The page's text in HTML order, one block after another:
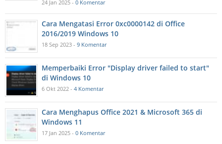
24 Jan 2025 - 0 Komentar
Cara Mengatasi Error 0xc0000142 di Office
2016/2019 Windows 10
18 Sep 2023 - 9 Komentar
Memperbaiki Error "Display driver failed to start"
di Windows 10
6 Okt 2022 - 4 Komentar
Cara Menghapus Office 2021 & Microsoft 365 di
Windows 11
17 Jan 2025 - 0 Komentar